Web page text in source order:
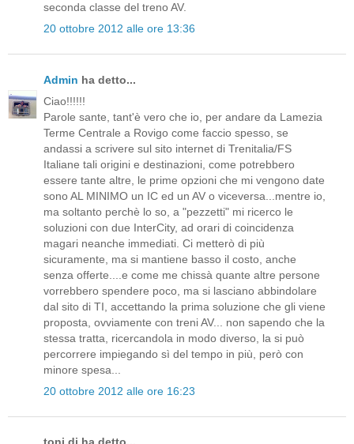
seconda classe del treno AV.
20 ottobre 2012 alle ore 13:36
Admin ha detto...
Ciao!!!!!!
Parole sante, tant'è vero che io, per andare da Lamezia
Terme Centrale a Rovigo come faccio spesso, se
andassi a scrivere sul sito internet di Trenitalia/FS
Italiane tali origini e destinazioni, come potrebbero
essere tante altre, le prime opzioni che mi vengono date
sono AL MINIMO un IC ed un AV o viceversa...mentre io,
ma soltanto perchè lo so, a "pezzetti" mi ricerco le
soluzioni con due InterCity, ad orari di coincidenza
magari neanche immediati. Ci metterò di più
sicuramente, ma si mantiene basso il costo, anche
senza offerte....e come me chissà quante altre persone
vorrebbero spendere poco, ma si lasciano abbindolare
dal sito di TI, accettando la prima soluzione che gli viene
proposta, ovviamente con treni AV... non sapendo che la
stessa tratta, ricercandola in modo diverso, la si può
percorrere impiegando sì del tempo in più, però con
minore spesa...
20 ottobre 2012 alle ore 16:23